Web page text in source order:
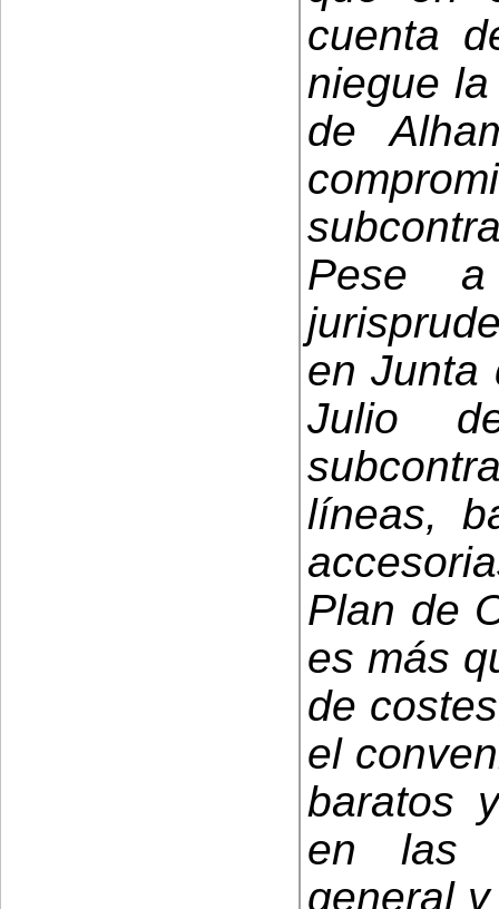
cuenta
niegue
de
Pese
en Junta
Julio
líneas,
Plan de
es más
de
el
baratos
en las
general